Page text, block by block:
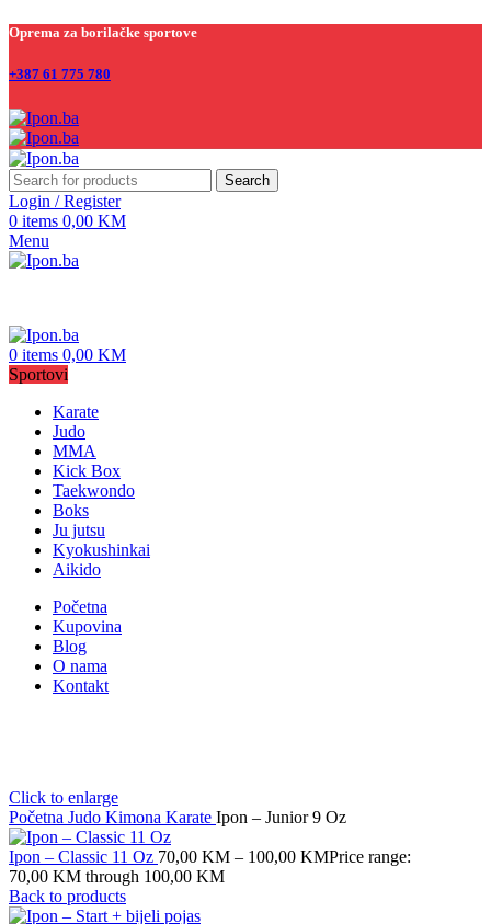
Oprema za borilačke sportove
+387 61 775 780
Search
Login / Register
0 items 0,00 KM
Menu
0 items 0,00 KM
Sportovi
Karate
Judo
MMA
Kick Box
Taekwondo
Boks
Ju jutsu
Kyokushinkai
Aikido
Početna
Kupovina
Blog
O nama
Kontakt
Click to enlarge
Početna Judo Kimona Karate Ipon – Junior 9 Oz
Ipon – Classic 11 Oz 70,00 KM – 100,00 KMPrice range:
70,00 KM through 100,00 KM
Back to products